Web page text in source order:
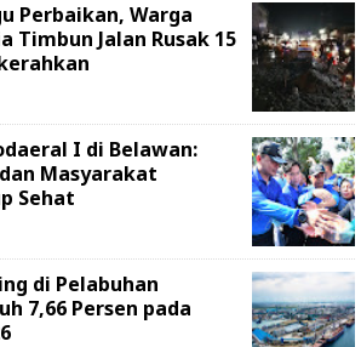
Perbaikan, Warga
Timbun Jalan Rusak 15
I di Belawan:
Masyarakat
Sehat
di Pelabuhan
7,66 Persen pada